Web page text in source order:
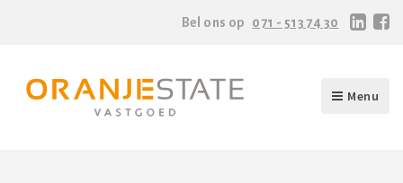
Bel ons op 071 - 513 74 30
Menu